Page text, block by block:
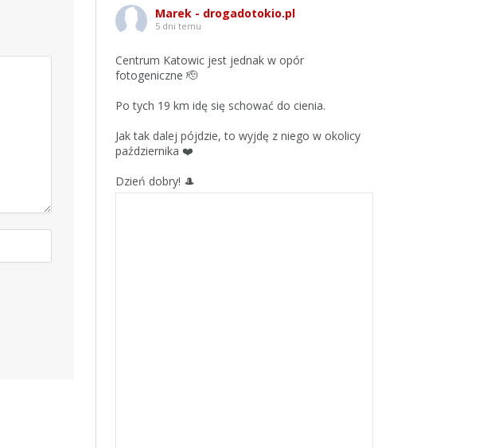
Marek - drogadotokio.pl
5 dni temu
Centrum Katowic jest jednak w opór
fotogeniczne 🫡
Po tych 19 km idę się schować do cienia.
Jak tak dalej pójdzie, to wyjdę z niego w okolicy
października ❤️
Dzień dobry! 🎩